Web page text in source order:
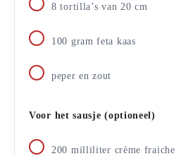
8 tortilla’s van 20 cm
100 gram feta kaas
peper en zout
Voor het sausje (optioneel)
200 milliliter crème fraiche